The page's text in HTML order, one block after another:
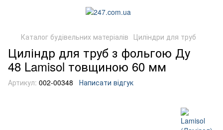
Каталог будівельних матеріалів Циліндри для труб
Циліндр для труб з фольгою Ду
48 Lamisol товщиною 60 мм
Артикул: 002-00348 Написати відгук